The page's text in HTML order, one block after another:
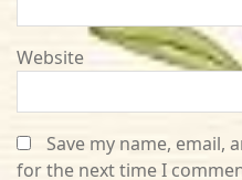
Website
Save my name, email,
for the next time I